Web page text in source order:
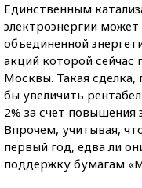
Единственным
электроэнергии
объединенной
акций которой сейчас
Москвы. Такая сделка,
бы увеличить
2% за счет повышения
Впрочем, учитывая,
первый год, едва ли
поддержку бумагам